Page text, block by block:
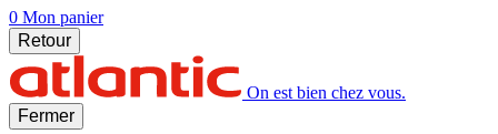
0 Mon panier
Retour
On est bien chez vous.
Fermer